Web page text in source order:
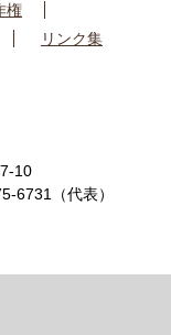
権
リンク集
10
6731（代表）